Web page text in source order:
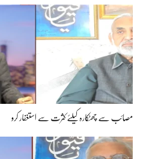
مصائب سے چھٹکارہ کیلئے کثرت سے استغفار کرو